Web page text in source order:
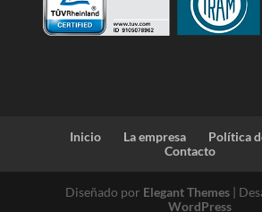
Inicio La empresa
Política
Contacto
Diseñado por Elegant Themes |
WordPress